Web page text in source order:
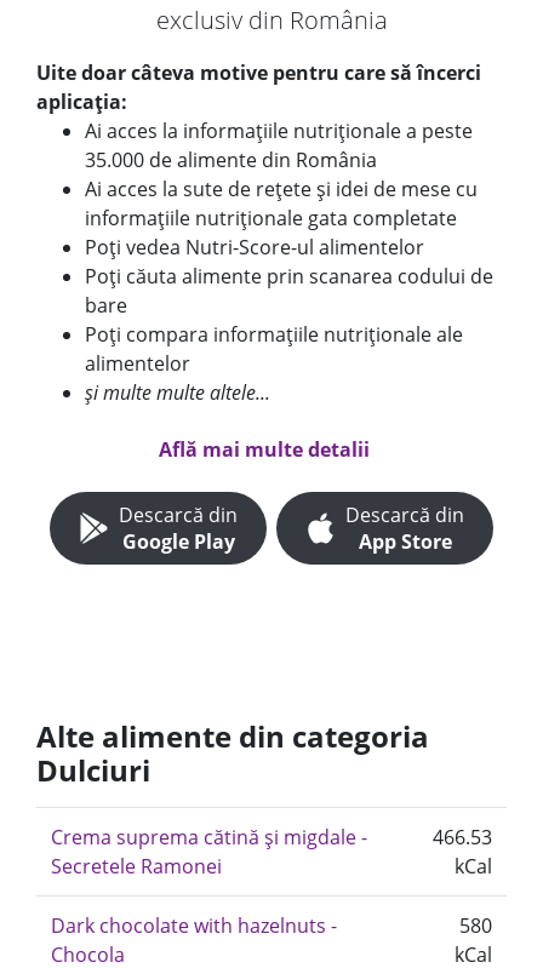
exclusiv din România
Uite doar câteva motive pentru care să încerci
aplicația:
Ai acces la informațiile nutriționale a peste
35.000 de alimente din România
Ai acces la sute de rețete și idei de mese cu
informațiile nutriționale gata completate
Poți vedea Nutri-Score-ul alimentelor
Poți căuta alimente prin scanarea codului de
bare
Poți compara informațiile nutriționale ale
alimentelor
și multe multe altele...
Află mai multe detalii
Descarcă din
Google Play
Descarcă din
App Store
Alte alimente din categoria
Dulciuri
Crema suprema cătină și migdale -
Secretele Ramonei
466.53
kCal
Dark chocolate with hazelnuts -
Chocola
580
kCal